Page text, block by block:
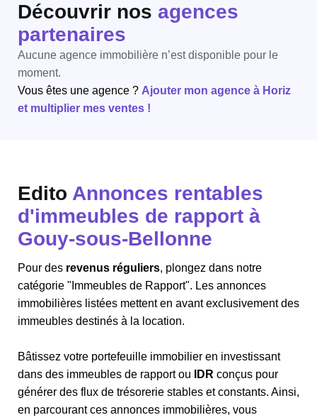
Découvrir nos agences
partenaires
Aucune agence immobilière n’est disponible pour le
moment.
Vous êtes une agence ? Ajouter mon agence à Horiz
et multiplier mes ventes !
Edito Annonces rentables
d'immeubles de rapport à
Gouy-sous-Bellonne
Pour des revenus réguliers, plongez dans notre
catégorie "Immeubles de Rapport". Les annonces
immobilières listées mettent en avant exclusivement des
immeubles destinés à la location.
Bâtissez votre portefeuille immobilier en investissant
dans des immeubles de rapport ou
IDR conçus pour
générer des flux de trésorerie stables et constants. Ainsi,
en parcourant ces annonces immobilières, vous